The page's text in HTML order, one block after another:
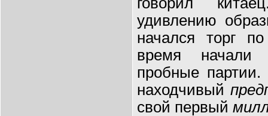
удивлению
начался торг
время начали
пробные
находчивый
свой первый